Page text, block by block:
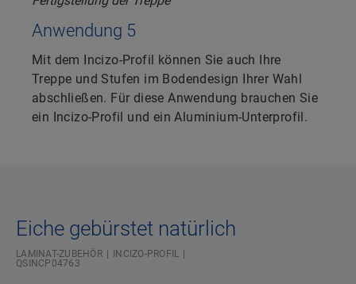
Anwendung 5
Mit dem Incizo-Profil können Sie auch Ihre
Treppe und Stufen im Bodendesign Ihrer Wahl
abschließen. Für diese Anwendung brauchen Sie
ein Incizo-Profil und ein Aluminium-Unterprofil.
Eiche gebürstet natürlich
LAMINAT-ZUBEHÖR
INCIZO-PROFIL
QSINCP04763